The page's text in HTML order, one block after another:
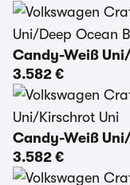
Candy-Weiß
3.582 €
Candy-Weiß
3.582 €